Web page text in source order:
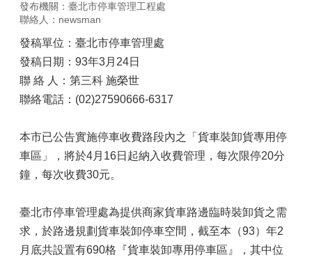
發布機關：臺北市停車管理工程處
聯絡人：newsman
發稿單位：臺北市停車管理處
發稿日期：93年3月24日
聯 絡 人：第三科 施榮世
聯絡電話：(02)27590666-6317
本市已公告實施停車收費路段內之「貨車裝卸貨專用停
車區」，將於4月16日起納入收費管理，每次限停20分
鐘，每次收費30元。
臺北市停車管理處為提供商家貨車路邊臨時裝卸貨之需
求，於路邊規劃貨車裝卸停車空間，截至本（93）年2
月底共設置有690格『貨車裝卸專用停車區』，其中位